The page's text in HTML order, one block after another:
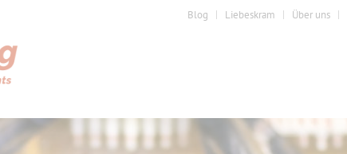
Blog Liebeskram Über uns